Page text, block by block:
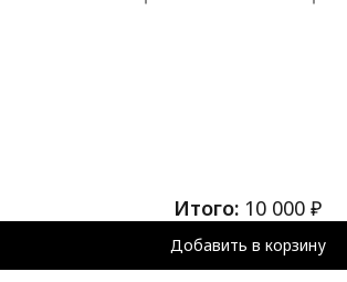
Итого: 10 000 ₽
Добавить в корзину